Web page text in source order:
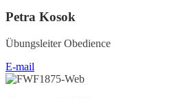
Petra Kosok
Übungsleiter Obedience
E-mail